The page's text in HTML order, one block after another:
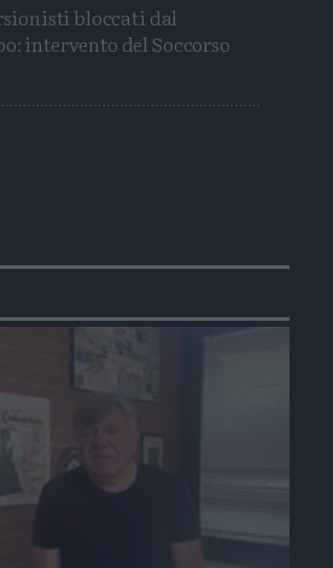
bloccati dal
intervento del Soccorso